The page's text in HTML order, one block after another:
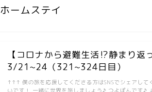
ホームステイ
【コロナから避難生活⁉静まり返
3/21~24（321~324日目）
↑↑↑ 僕の旅を応援してくださる方はSNSでシェアして